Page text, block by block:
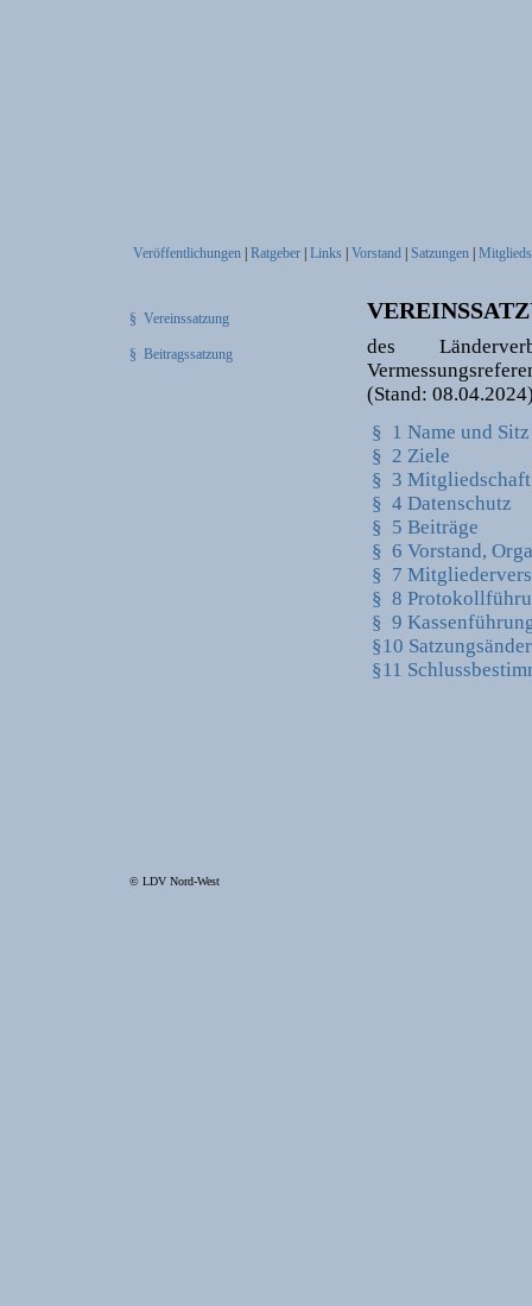
Veröffentlichungen Ratgeber Links Vorstand Satzungen
§ Vereinssatzung
§ Beitragssatzung
des
(Stand:
§ 1 Name und Sitz
§ 2 Ziele
§ 3 Mitgliedschaft
§ 4 Datenschutz
§ 5 Beiträge
§ 6 Vorstand,
§ 7
§ 8
§ 9
§10
§11
© LDV Nord-West